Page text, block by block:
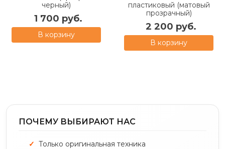
черный)
1 700 руб.
В корзину
пластиковый (матовый
прозрачный)
2 200 руб.
В корзину
ПОЧЕМУ ВЫБИРАЮТ НАС
Только оригинальная техника